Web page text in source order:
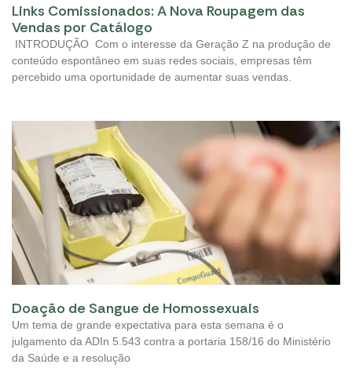
Links Comissionados: A Nova Roupagem das
Vendas por Catálogo
INTRODUÇÃO Com o interesse da Geração Z na produção de
conteúdo espontâneo em suas redes sociais, empresas têm
percebido uma oportunidade de aumentar suas vendas.
Doação de Sangue de Homossexuais
Um tema de grande expectativa para esta semana é o
julgamento da ADIn 5.543 contra a portaria 158/16 do Ministério
da Saúde e a resolução